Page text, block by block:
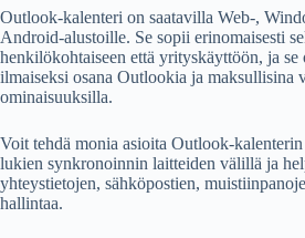
Outlook-kalenteri on saatavilla Web-,
Android-alustoille. Se sopii erinomaisesti
henkilökohtaiseen että yrityskäyttöön, ja se
ilmaiseksi osana Outlookia ja maksullisina
ominaisuuksilla.
Voit tehdä monia asioita Outlook-
lukien synkronoinnin laitteiden välillä ja
yhteystietojen, sähköpostien,
hallintaa.